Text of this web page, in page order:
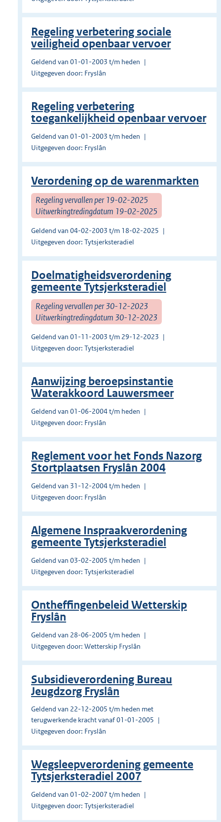
Regeling verbetering sociale
veiligheid openbaar vervoer
Geldend van 01-01-2003 t/m heden
Uitgegeven door: Fryslân
Regeling verbetering
toegankelijkheid openbaar vervoer
Geldend van 01-01-2003 t/m heden
Uitgegeven door: Fryslân
Verordening op de warenmarkten
Regeling vervallen per 19-02-2025
Uitwerkingtredingdatum 19-02-2025
Geldend van 04-02-2003 t/m 18-02-2025
Uitgegeven door: Tytsjerksteradiel
Doelmatigheidsverordening
gemeente Tytsjerksteradiel
Regeling vervallen per 30-12-2023
Uitwerkingtredingdatum 30-12-2023
Geldend van 01-11-2003 t/m 29-12-2023
Uitgegeven door: Tytsjerksteradiel
Aanwijzing beroepsinstantie
Waterakkoord Lauwersmeer
Geldend van 01-06-2004 t/m heden
Uitgegeven door: Fryslân
Reglement voor het Fonds Nazorg
Stortplaatsen Fryslân 2004
Geldend van 31-12-2004 t/m heden
Uitgegeven door: Fryslân
Algemene Inspraakverordening
gemeente Tytsjerksteradiel
Geldend van 03-02-2005 t/m heden
Uitgegeven door: Tytsjerksteradiel
Ontheffingenbeleid Wetterskip
Fryslân
Geldend van 28-06-2005 t/m heden
Uitgegeven door: Wetterskip Fryslân
Subsidieverordening Bureau
Jeugdzorg Fryslân
Geldend van 22-12-2005 t/m heden met
terugwerkende kracht vanaf 01-01-2005
Uitgegeven door: Fryslân
Wegsleepverordening gemeente
Tytsjerksteradiel 2007
Geldend van 01-02-2007 t/m heden
Uitgegeven door: Tytsjerksteradiel